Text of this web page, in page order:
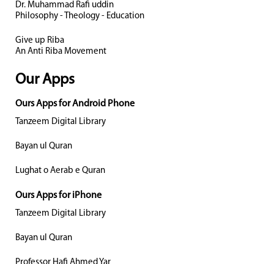
Dr. Muhammad Rafi uddin
Philosophy - Theology - Education
Give up Riba
An Anti Riba Movement
Our Apps
Ours Apps for Android Phone
Tanzeem Digital Library
Bayan ul Quran
Lughat o Aerab e Quran
Ours Apps for iPhone
Tanzeem Digital Library
Bayan ul Quran